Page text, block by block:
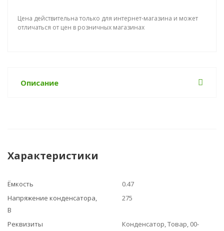
Цена действительна только для интернет-магазина и может
отличаться от цен в розничных магазинах
Описание
Характеристики
Ёмкость
0.47
Напряжение конденсатора,
В
275
Реквизиты
Конденсатор, Товар, 00-